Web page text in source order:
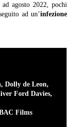
agosto 2022, pochi
ad un’infezione
Dolly de Leon,
Ford Davies,
Films